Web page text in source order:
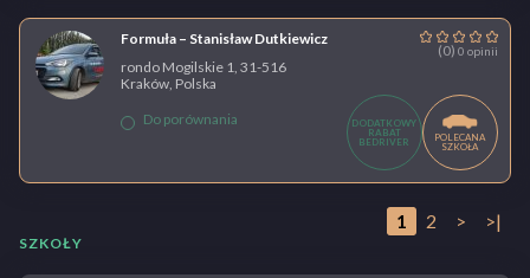
Formuła – Stanisław Dutkiewicz
(0) 0 opinii
rondo Mogilskie 1, 31-516
Kraków, Polska
Do porównania
DODATKOWY
RABAT
BEDRIVER
POLECANA
SZKOŁA
1 2 > >|
SZKOŁY